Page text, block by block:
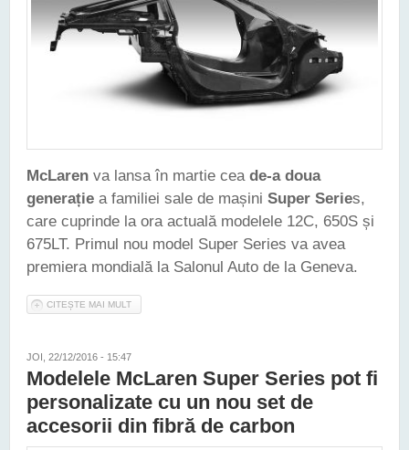
McLaren va lansa în martie cea de-a doua
generație a familiei sale de mașini Super Series,
care cuprinde la ora actuală modelele 12C, 650S și
675LT. Primul nou model Super Series va avea
premiera mondială la Salonul Auto de la Geneva.
CITEȘTE MAI MULT
JOI, 22/12/2016 - 15:47
Modelele McLaren Super Series pot fi
personalizate cu un nou set de
accesorii din fibră de carbon